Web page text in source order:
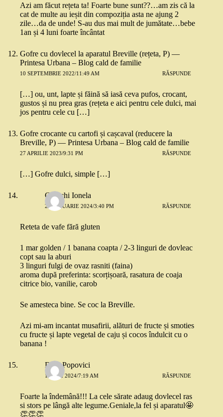
Azi am făcut rețeta ta! Foarte bune sunt??…am zis că la
cat de multe au ieșit din compoziția asta ne ajung 2
zile…da de unde! S-au dus mai mult de jumătate…bebe
1an și 4 luni foarte încântat
Gofre cu dovlecel la aparatul Breville (rețeta, P) —
Printesa Urbana – Blog cald de familie
10 SEPTEMBRIE 2022/11:49 AM RĂSPUNDE
[…] ou, unt, lapte și făină să iasă ceva pufos, crocant,
gustos și nu prea gras (rețeta e aici pentru cele dulci, mai
jos pentru cele cu […]
Gofre crocante cu cartofi și cașcaval (reducere la
Breville, P) — Printesa Urbana – Blog cald de familie
27 APRILIE 2023/9:31 PM RĂSPUNDE
[…] Gofre dulci, simple […]
Chinchi Ionela
21 IANUARIE 2024/3:40 PM RĂSPUNDE
Reteta de vafe fără gluten
1 mar golden / 1 banana coapta / 2-3 linguri de dovleac
copt sau la aburi
3 linguri fulgi de ovaz rasniti (faina)
aroma după preferinta: scorțișoară, rasatura de coaja
citrice bio, vanilie, carob
Se amesteca bine. Se coc la Breville.
Azi mi-am incantat musafirii, alături de fructe și smoties
cu fructe și lapte vegetal de caju și cocos îndulcit cu o
banana !
Dida Popovici
11 MAI 2024/7:19 AM RĂSPUNDE
Foarte la îndemână!!! La cele sărate adaug dovlecel ras
si stors pe lângă alte legume.Geniale,la fel și aparatul🤩
👏👏👏